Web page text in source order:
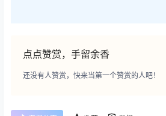
点点赞赏，手留余香
还没有人赞赏，快来当第一个赞赏的人吧！